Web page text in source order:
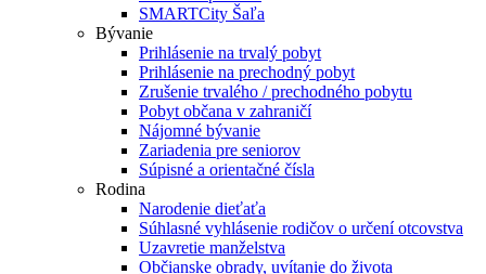
SMARTCity Šaľa
Bývanie
Prihlásenie na trvalý pobyt
Prihlásenie na prechodný pobyt
Zrušenie trvalého / prechodného pobytu
Pobyt občana v zahraničí
Nájomné bývanie
Zariadenia pre seniorov
Súpisné a orientačné čísla
Rodina
Narodenie dieťaťa
Súhlasné vyhlásenie rodičov o určení otcovstva
Uzavretie manželstva
Občianske obrady, uvítanie do života